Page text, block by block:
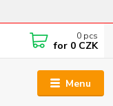
ship outside the EU
Menu
0 pcs
for 0 CZK